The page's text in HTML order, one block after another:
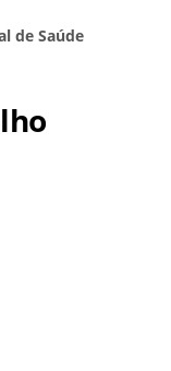
de Saúde